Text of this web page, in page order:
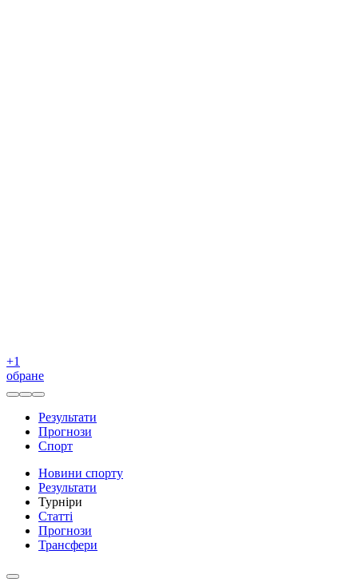
+1
обране
Результати
Прогнози
Спорт
Новини спорту
Результати
Турніри
Статті
Прогнози
Трансфери